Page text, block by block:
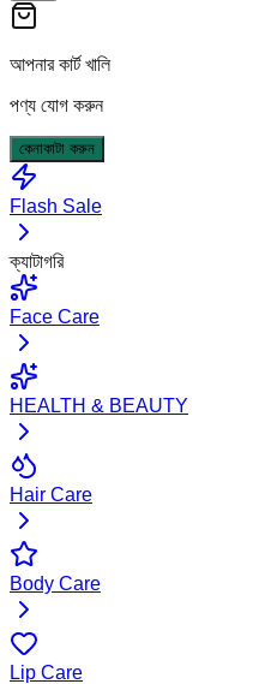
আপনার কার্ট খালি
পণ্য যোগ করুন
কেনাকাটা করুন
Flash Sale
ক্যাটাগরি
Face Care
HEALTH & BEAUTY
Hair Care
Body Care
Lip Care